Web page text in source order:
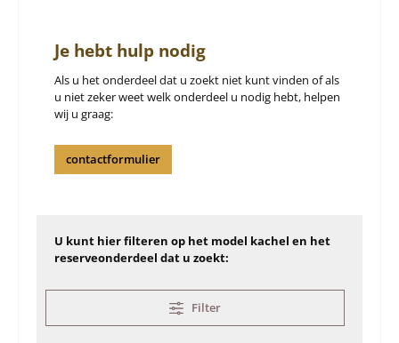
Je hebt hulp nodig
Als u het onderdeel dat u zoekt niet kunt vinden of als
u niet zeker weet welk onderdeel u nodig hebt, helpen
wij u graag:
contactformulier
U kunt hier filteren op het model kachel en het
reserveonderdeel dat u zoekt:
Filter